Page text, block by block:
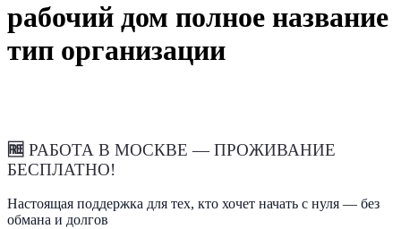
рабочий дом полное название
тип организации
🆓 РАБОТА В МОСКВЕ — ПРОЖИВАНИЕ
БЕСПЛАТНО!
Настоящая поддержка для тех, кто хочет начать с нуля — без
обмана и долгов